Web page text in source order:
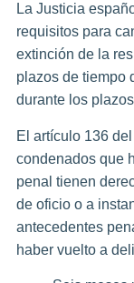
La Justicia
requisitos para
extinción de la
plazos de tiempo
durante los
El artículo 136
condenados que
penal tienen
de oficio o a
antecedentes
haber vuelto a